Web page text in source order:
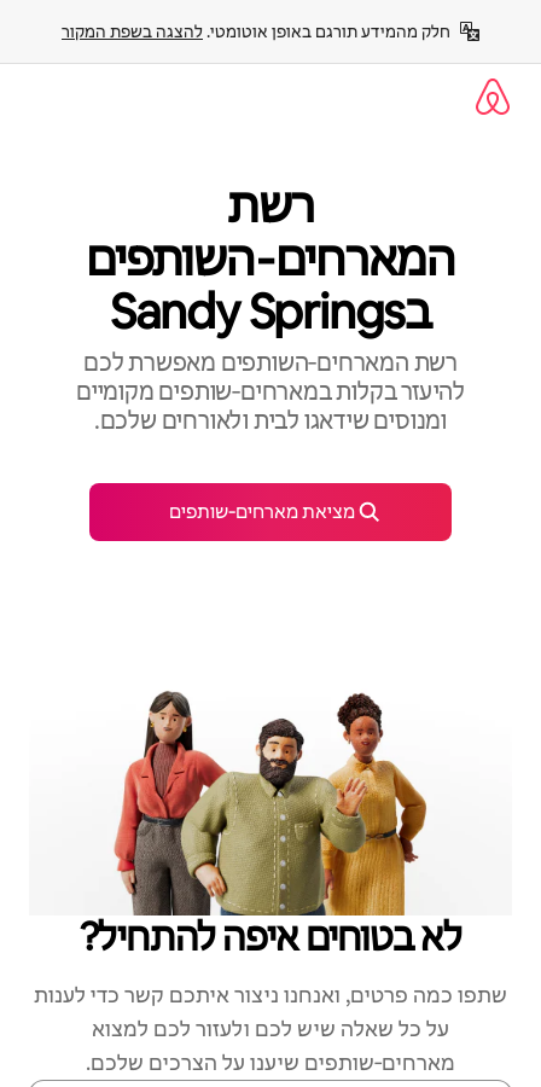
חלק מהמידע תורגם באופן אוטומטי. להצגה בשפת המקור
רשת
המארחים‑השותפים
בSandy Springs
רשת המארחים‑השותפים מאפשרת לכם
להיעזר בקלות במארחים‑שותפים מקומיים
ומנוסים שידאגו לבית ולאורחים שלכם.
מציאת מארחים‑שותפים
לא בטוחים איפה להתחיל?
שתפו כמה פרטים, ואנחנו ניצור איתכם קשר כדי לענות
על כל שאלה שיש לכם ולעזור לכם למצוא
מארחים‑שותפים שיענו על הצרכים שלכם.